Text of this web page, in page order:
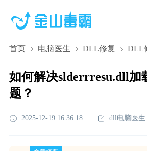
首页 电脑医生 DLL修复 DLL
如何解决slderrresu.dll加
题？
2025-12-19 16:36:18 dll电脑医生